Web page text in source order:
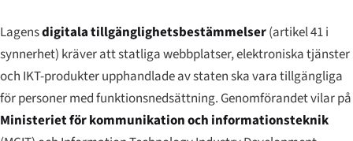
Lagensdigitala tillgänglighetsbestämmelser(artikel 41 i
synnerhet) kräver att statliga webbplatser, elektroniska tjänster
och IKT-produkter upphandlade av staten ska vara tillgängliga
för personer med funktionsnedsättning. Genomförandet vilar på
Ministeriet för kommunikation och informationsteknik